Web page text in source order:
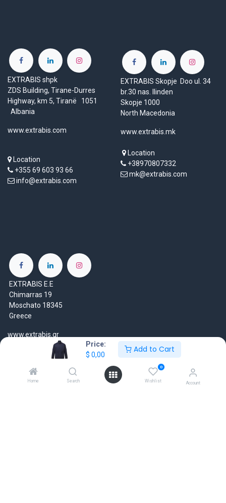
Price:
$ 0,00
Add to Cart
Home Search
0
Wishlist Account
EXTRABIS shpk
ZDS Building, Tirane-Durres
Highway, km 5, Tiranë 1051
Albania
www.extrabis.com
Location
+355 69 603 93 66
info@extrabis.com
EXTRABIS Skopje Doo ul. 34
br.30 nas. Ilinden
Skopje 1000
North Macedonia
www.extrabis.mk
Location
+38970807332
mk@extrabis.com
EXTRABIS E.E
Chimarras 19
Moschato 18345
Greece
www.extrabis.gr
+30 210 7000 777
gr@extrabis.com